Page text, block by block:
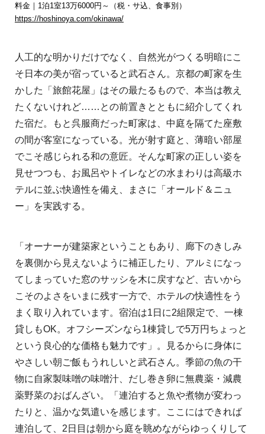
料金｜1泊1室13万6000円～（税・サ込、食事別）
https://hoshinoya.com/okinawa/
人工的な明かりだけでなく、自然光がつくる明暗にこ
そ日本の美が宿っていると武石さん。京都の町家を生
かした「旅館花屋」はその最たるもので、本当は教え
たくないけれど……との前置きとともに紹介してくれ
た宿だ。もと呉服商だった町家は、中庭を隔てた座敷
の間が客室になっている。光が射す庭と、薄暗い部屋
でこそ感じられる和の意匠。そんな町家の正しい姿を
見せつつも、お風呂やトイレなどの水まわりは高級ホ
テルに並ぶ快適性を備え、まさに「オールド＆ニュ
ー」を実践する。
「オーナーが建築家ということもあり、廊下のきしみ
を裏側から見えないように補正したり、アルミになっ
てしまっていた窓のサッシを木に戻すなど、古いから
こそのよさをいまに残す一方で、ホテルの快適性をう
まく取り入れています。宿泊は1日に2組限定で、一棟
貸しもOK。オフシーズンなら1棟貸しで5万円ちょっと
という良心的な価格も魅力です」。見るからに身体に
やさしい朝ご飯もうれしいと武石さん。季節の魚の干
物に自家製味噌の味噌汁、だし巻き卵に無農薬・減農
薬野菜のおばんざい。「連泊すると魚や煮物が変わっ
たりと、温かな気遣いを感じます。ここにはできれば
連泊して、2日目は朝から庭を眺めながらゆっくりして